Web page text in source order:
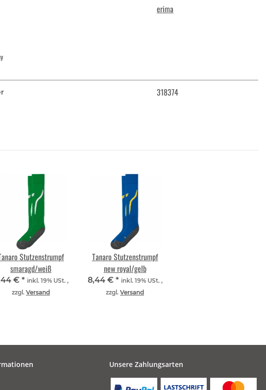
erima
318374
Stutzenstrumpf
smaragd/weiß
€ * inkl. 19% USt. ,
zzgl. Versand
Tanaro Stutzenstrumpf
new royal/gelb
8,44 € * inkl. 19% USt. ,
zzgl. Versand
Unsere Zahlungsarten